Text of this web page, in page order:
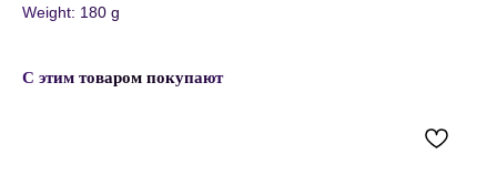
Weight: 180 g
С этим товаром покупают